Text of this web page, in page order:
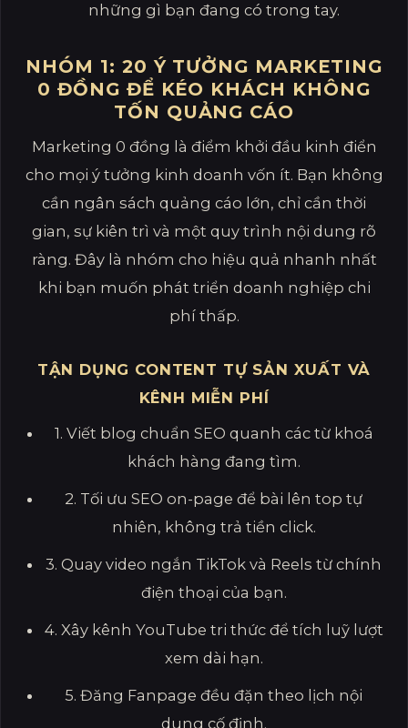
những gì bạn đang có trong tay.
NHÓM 1: 20 Ý TƯỞNG MARKETING
0 ĐỒNG ĐỂ KÉO KHÁCH KHÔNG
TỐN QUẢNG CÁO
Marketing 0 đồng là điểm khởi đầu kinh điển
cho mọi ý tưởng kinh doanh vốn ít. Bạn không
cần ngân sách quảng cáo lớn, chỉ cần thời
gian, sự kiên trì và một quy trình nội dung rõ
ràng. Đây là nhóm cho hiệu quả nhanh nhất
khi bạn muốn phát triển doanh nghiệp chi
phí thấp.
TẬN DỤNG CONTENT TỰ SẢN XUẤT VÀ
KÊNH MIỄN PHÍ
1. Viết blog chuẩn SEO quanh các từ khoá
khách hàng đang tìm.
2. Tối ưu SEO on-page để bài lên top tự
nhiên, không trả tiền click.
3. Quay video ngắn TikTok và Reels từ chính
điện thoại của bạn.
4. Xây kênh YouTube tri thức để tích luỹ lượt
xem dài hạn.
5. Đăng Fanpage đều đặn theo lịch nội
dung cố định.